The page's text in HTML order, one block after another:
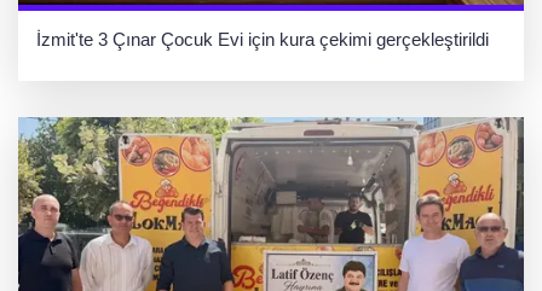
İzmit'te 3 Çınar Çocuk Evi için kura çekimi gerçekleştirildi